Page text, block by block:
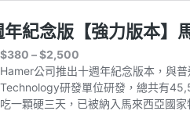
紀念版【強力版本】
$380 –$2,500
格
範
圍：
Hamer公司推出十週年紀念版本，與
Technology研發單位研發，總共有
吃一顆硬三天，已被納入馬來西亞國家